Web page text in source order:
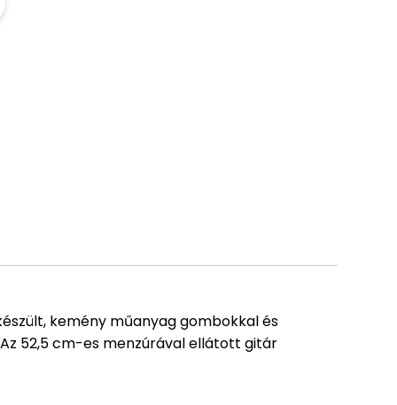
kemény műanyag gombokkal és
52,5 cm-es menzúrával ellátott gitár